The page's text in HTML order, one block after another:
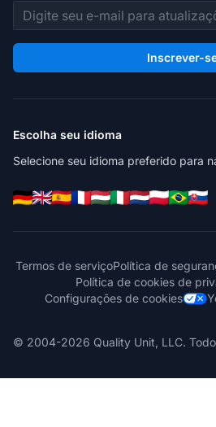
Endereço de e-mail
Inscrever-
Escolha seu idioma
Selecione seu idioma preferido para
Termos de serviçoPolítica de
Política de cookies de
Configurações de cookies
© 2004-2026 Quality Unit, LLC.